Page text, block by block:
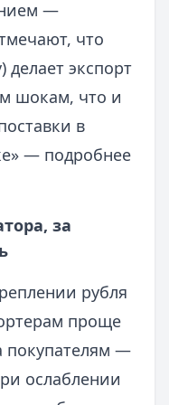
—
что
делает экспорт
шокам, что и
в
— подробнее
за
рубля
проще
покупателям —
ослаблении